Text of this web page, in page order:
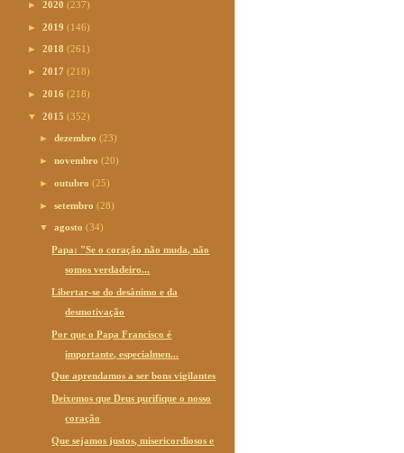
► 2020 (237)
► 2019 (146)
► 2018 (261)
► 2017 (218)
► 2016 (218)
▼ 2015 (352)
►dezembro(23)
►novembro(20)
►outubro(25)
►setembro(28)
▼agosto(34)
Papa: "Se o coração não muda, não
somos verdadeiro...
Libertar-se do desânimo e da
desmotivação
Por que o Papa Francisco é
importante, especialmen...
Que aprendamos a ser bons vigilantes
Deixemos que Deus purifique o nosso
coração
Que sejamos justos, misericordiosos e